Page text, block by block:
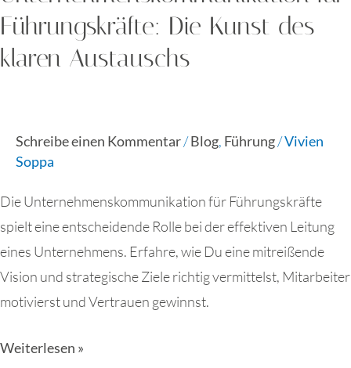
Führungskräfte: Die Kunst des
klaren Austauschs
Schreibe einen Kommentar/Blog, Führung/Vivien
Soppa
Die Unternehmenskommunikation für Führungskräfte
spielt eine entscheidende Rolle bei der effektiven Leitung
eines Unternehmens. Erfahre, wie Du eine mitreißende
Vision und strategische Ziele richtig vermittelst, Mitarbeiter
motivierst und Vertrauen gewinnst.
Weiterlesen »